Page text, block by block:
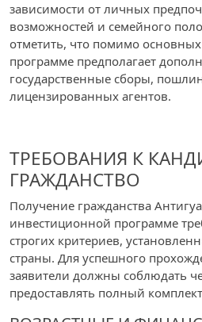
зависимости от личных
возможностей и семейного
отметить, что помимо
программе предполагает
государственные сборы,
лицензированных агентов.
ТРЕБОВАНИЯ К
ГРАЖДАНСТВО
Получение гражданства
инвестиционной программе
строгих критериев,
страны. Для успешного
заявители должны соблюдать
предоставлять полный